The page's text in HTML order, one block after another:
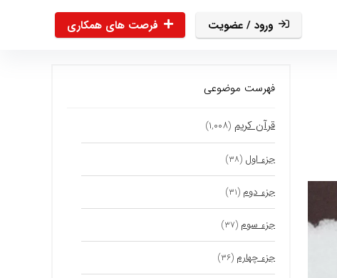
ورود / عضویت فرصت های همکاری
فهرست موضوعی
قرآن کریم (۱,۰۰۸)
جزء اول (۳۸)
جزء دوم (۳۱)
جزء سوم (۳۷)
جزء چهارم (۳۶)